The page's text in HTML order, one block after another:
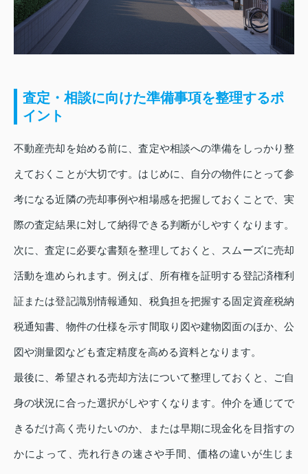
査定・相談に向けた準備事項を整理するポ
イント
不動産売却を始める前に、査定や相談への準備をしっかり整
えておくことが大切です。はじめに、自分の物件にとって参
考になる近隣の売却事例や相場感を把握しておくことで、実
際の査定結果に対して納得できる判断がしやすくなります。
次に、査定に必要な書類を整理しておくと、スムーズに売却
活動を進められます。例えば、所有権を証明する登記済権利
証または登記識別情報通知、税負担を把握する固定資産税納
税通知書、物件の仕様を示す間取り図や建物図面のほか、公
図や測量図なども査定精度を高める資料となります。
最後に、希望される売却方法について整理しておくと、ご自
身の状況に合った選択がしやすくなります。仲介を通じてで
きるだけ高く売りたいのか、または早期に現金化を目指すの
かによって、売れ行きの速さや手間、価格の違いが生じま